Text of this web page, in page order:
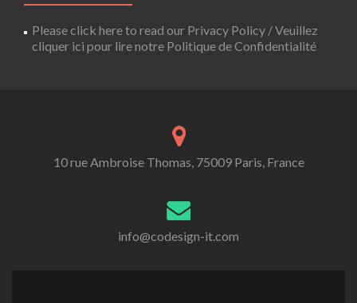
Please click here to read our Privacy Policy / Veuillez
cliquer ici pour lire notre Politique de Confidentialité
10 rue Ambroise Thomas, 75009 Paris, France
info@codesign-it.com